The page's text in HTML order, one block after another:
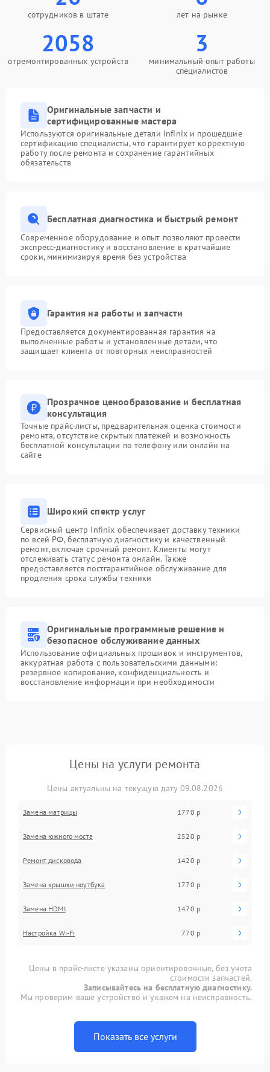
сотрудников в штате лет на рынке
2058
отремонтированных устройств
3
минимальный опыт работы
специалистов
Оригинальные запчасти и
сертифицированные мастера
Используются оригинальные детали Infinix и прошедшие
сертификацию специалисты, что гарантирует корректную
работу после ремонта и сохранение гарантийных
обязательств
Бесплатная диагностика и быстрый ремонт
Современное оборудование и опыт позволяют провести
экспресс-диагностику и восстановление в кратчайшие
сроки, минимизируя время без устройства
Гарантия на работы и запчасти
Предоставляется документированная гарантия на
выполненные работы и установленные детали, что
защищает клиента от повторных неисправностей
Прозрачное ценообразование и бесплатная
консультация
Точные прайс-листы, предварительная оценка стоимости
ремонта, отсутствие скрытых платежей и возможность
бесплатной консультации по телефону или онлайн на
сайте
Широкий спектр услуг
Сервисный центр Infinix обеспечивает доставку техники
по всей РФ, бесплатную диагностику и качественный
ремонт, включая срочный ремонт. Клиенты могут
отслеживать статус ремонта онлайн. Также
предоставляется постгарантийное обслуживание для
продления срока службы техники
Оригинальные программные решение и
безопасное обслуживание данных
Использование официальных прошивок и инструментов,
аккуратная работа с пользовательскими данными:
резервное копирование, конфиденциальность и
восстановление информации при необходимости
Цены на услуги ремонта
Цены актуальны на текущую дату 09.08.2026
Замена матрицы 1770 р
Замена южного моста 2520 р
Ремонт дисковода 1420 р
Замена крышки ноутбука 1770 р
Замена HDMI 1470 р
Настройка Wi-Fi 770 р
Цены в прайс-листе указаны ориентировочные, без учета
стоимости запчастей.
Записывайтесь на бесплатную диагностику.
Мы проверим ваше устройство и укажем на неисправность.
Показать все услуги